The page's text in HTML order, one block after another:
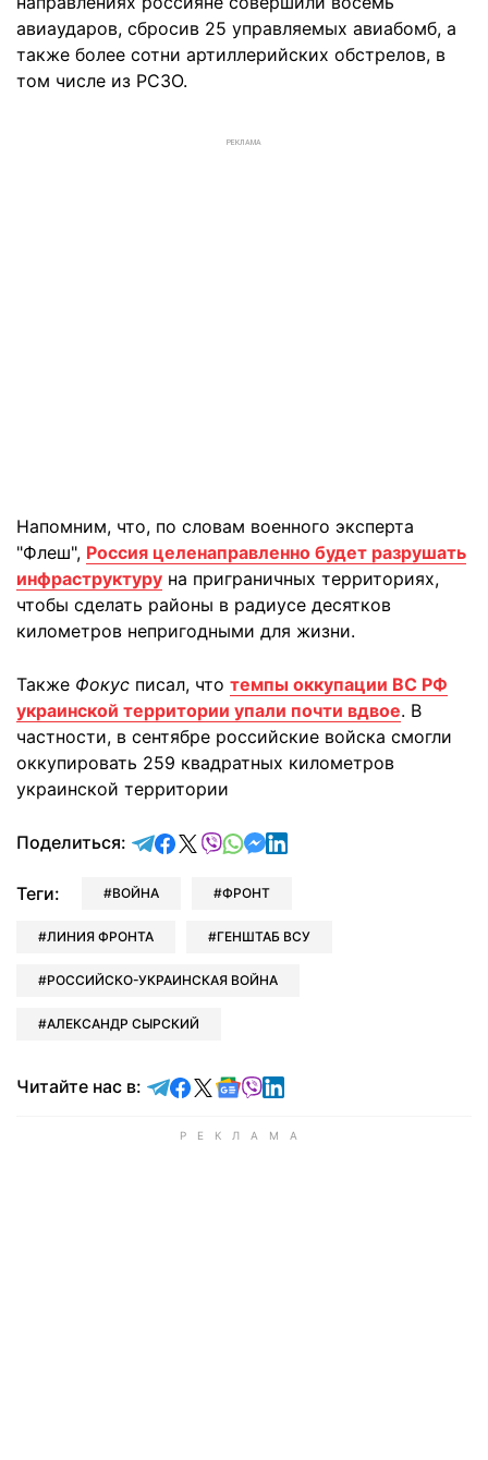
авиаударов, сбросив 25 управляемых авиабомб, а
также более сотни артиллерийских обстрелов, в
том числе из РСЗО.
РЕКЛАМА
Напомним, что, по словам военного эксперта
"Флеш", Россия целенаправленно будет разрушать
инфраструктуру на приграничных территориях,
чтобы сделать районы в радиусе десятков
километров непригодными для жизни.
Также Фокус писал, что темпы оккупации ВС РФ
украинской территории упали почти вдвое. В
частности, в сентябре российские войска смогли
оккупировать 259 квадратных километров
украинской территории
Поделиться: отправить в Telegram
поделиться в Facebook
поделиться в X
отправить в Viber
отправить в Whatsapp
отправить в Messenger
отправить в LinkedIn
Теги: ВОЙНА ФРОНТ
ЛИНИЯ ФРОНТА ГЕНШТАБ ВСУ
РОССИЙСКО-УКРАИНСКАЯ ВОЙНА
АЛЕКСАНДР СЫРСКИЙ
Читайте нас в: Читайте в Telegram
Читайте в Facebook
Читайте в X
Читайте в Google news
Читайте в Viber
Читайте в LinkedIn